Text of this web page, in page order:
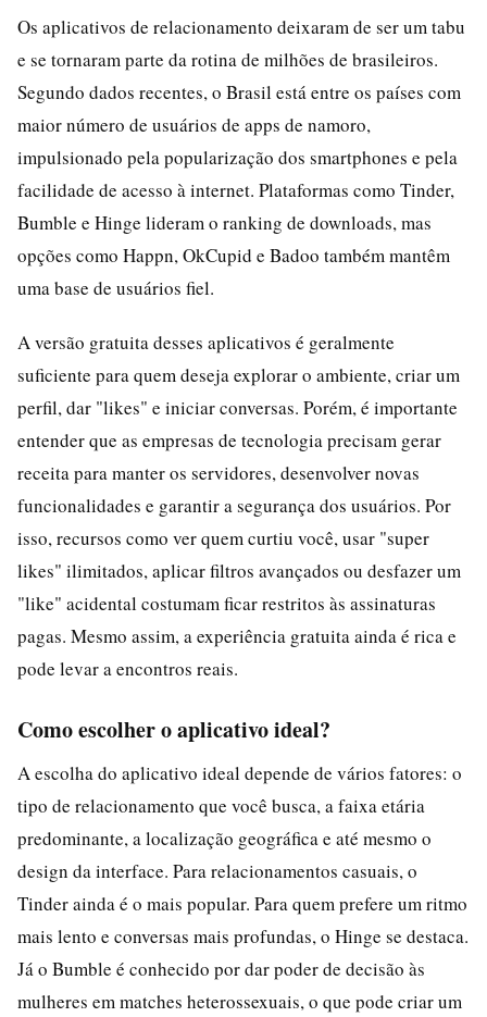
Os aplicativos de relacionamento deixaram de ser um tabu
e se tornaram parte da rotina de milhões de brasileiros.
Segundo dados recentes, o Brasil está entre os países com
maior número de usuários de apps de namoro,
impulsionado pela popularização dos smartphones e pela
facilidade de acesso à internet. Plataformas como Tinder,
Bumble e Hinge lideram o ranking de downloads, mas
opções como Happn, OkCupid e Badoo também mantêm
uma base de usuários fiel.
A versão gratuita desses aplicativos é geralmente
suficiente para quem deseja explorar o ambiente, criar um
perfil, dar "likes" e iniciar conversas. Porém, é importante
entender que as empresas de tecnologia precisam gerar
receita para manter os servidores, desenvolver novas
funcionalidades e garantir a segurança dos usuários. Por
isso, recursos como ver quem curtiu você, usar "super
likes" ilimitados, aplicar filtros avançados ou desfazer um
"like" acidental costumam ficar restritos às assinaturas
pagas. Mesmo assim, a experiência gratuita ainda é rica e
pode levar a encontros reais.
Como escolher o aplicativo ideal?
A escolha do aplicativo ideal depende de vários fatores: o
tipo de relacionamento que você busca, a faixa etária
predominante, a localização geográfica e até mesmo o
design da interface. Para relacionamentos casuais, o
Tinder ainda é o mais popular. Para quem prefere um ritmo
mais lento e conversas mais profundas, o Hinge se destaca.
Já o Bumble é conhecido por dar poder de decisão às
mulheres em matches heterossexuais, o que pode criar um